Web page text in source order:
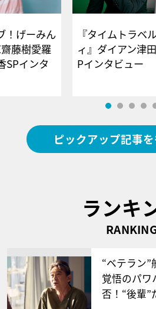
！げーみん
藤樹愛羅
SPインタ
『タイムトラベ
ィ』ダイアン津
Pインタビ
ピックアップ記事
ランキ
“ベテラン”
覚悟のパワ
否！“後輩